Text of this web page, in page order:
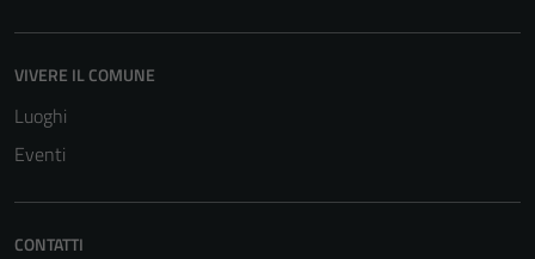
VIVERE IL COMUNE
Luoghi
Eventi
CONTATTI